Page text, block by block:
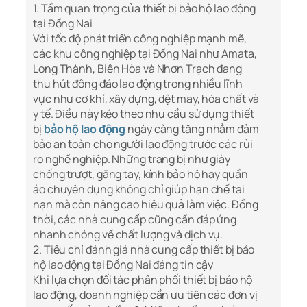
1. Tầm quan trọng của thiết bị bảo hộ lao động
tại Đồng Nai
Với tốc độ phát triển công nghiệp mạnh mẽ,
các khu công nghiệp tại Đồng Nai như Amata,
Long Thành, Biên Hòa và Nhơn Trạch đang
thu hút đông đảo lao động trong nhiều lĩnh
vực như cơ khí, xây dựng, dệt may, hóa chất và
y tế. Điều này kéo theo nhu cầu sử dụng thiết
bị bảo hộ lao động ngày càng tăng nhằm đảm
bảo an toàn cho người lao động trước các rủi
ro nghề nghiệp. Những trang bị như giày
chống trượt, găng tay, kính bảo hộ hay quần
áo chuyên dụng không chỉ giúp hạn chế tai
nạn mà còn nâng cao hiệu quả làm việc. Đồng
thời, các nhà cung cấp cũng cần đáp ứng
nhanh chóng về chất lượng và dịch vụ.
2. Tiêu chí đánh giá nhà cung cấp thiết bị bảo
hộ lao động tại Đồng Nai đáng tin cậy
Khi lựa chọn đối tác phân phối thiết bị bảo hộ
lao động, doanh nghiệp cần ưu tiên các đơn vị